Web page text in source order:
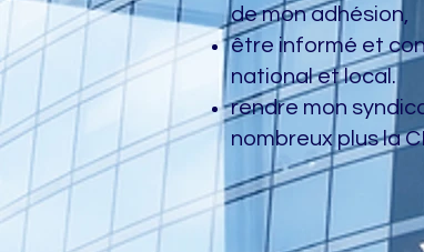
de mon adhésion,
être informé et
national et local.
rendre mon
nombreux plus la